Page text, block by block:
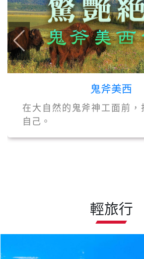
鬼斧美西
在大自然的鬼斧神工面前，
自己。
輕旅行